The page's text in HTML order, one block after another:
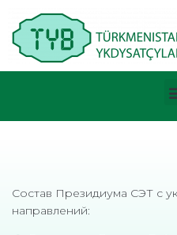
Состав Президиума СЭТ с
направлений: